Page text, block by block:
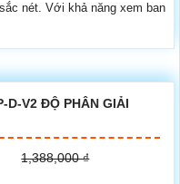
nét. Với khả năng xem ban
D-V2 ĐỘ PHÂN GIẢI
1,388,000 ₫